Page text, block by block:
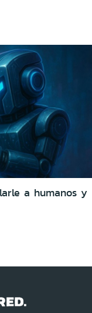
a humanos y